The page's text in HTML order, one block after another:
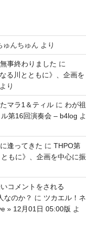
ゅんちゅん より
事終わりました に
る川とともに》、企画を
より
マラ1＆ティルに わが祖
第16回演奏会 – b4log よ
逢ってきた に THPO第
もに》、企画を中心に振
コメントをされる
なのか？ に ツカエル！ネ
» 12月01日 05:00版 よ